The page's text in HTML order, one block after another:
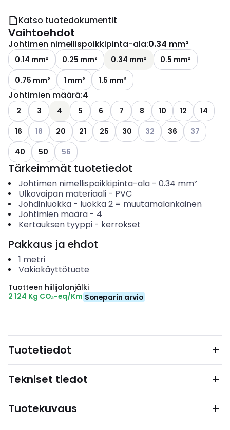
Katso tuotedokumentit
Vaihtoehdot
Johtimen nimellispoikkipinta-ala:0.34 mm²
0.14 mm² 0.25 mm² 0.34 mm²
0.5 mm²
0.75 mm²
1 mm² 1.5 mm²
Johtimien määrä:4
2 3 4 5 6 7 8 10 12
14
16
Katso käytettävissä olevat vaihtoehdot
18 20 21 25 30 Katso käytettävissä
32 36 Katso
37
40
50 Katso käytettävissä olevat vaihtoehdot
56
Tärkeimmät tuotetiedot
Johtimen nimellispoikkipinta-ala- 0.34 mm²
Ulkovaipan materiaali- PVC
Johdinluokka- luokka 2 = muutamalankainen
Johtimien määrä- 4
Kertauksen tyyppi- kerrokset
Pakkaus ja ehdot
1 metri
Vakiokäyttötuote
Tuotteen hiilijalanjälki
2 124 Kg CO₂-eq/Km Soneparin arvio
Tuotetiedot
Tekniset tiedot
Tuotekuvaus